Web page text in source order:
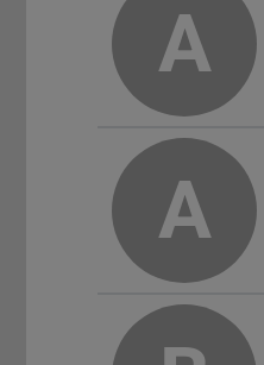
A
A